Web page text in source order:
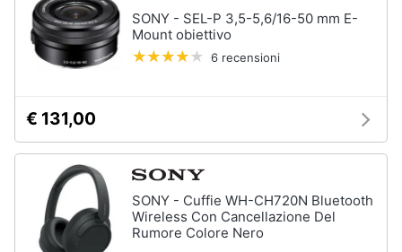
Motori
dvd
Festività
e
ricorrenze
SONY - SEL-P 3,5-5,6/16-50 mm E-
Mount obiettivo
6 recensioni
€ 131,00
SONY - Cuffie WH-CH720N Bluetooth
Wireless Con Cancellazione Del
Rumore Colore Nero